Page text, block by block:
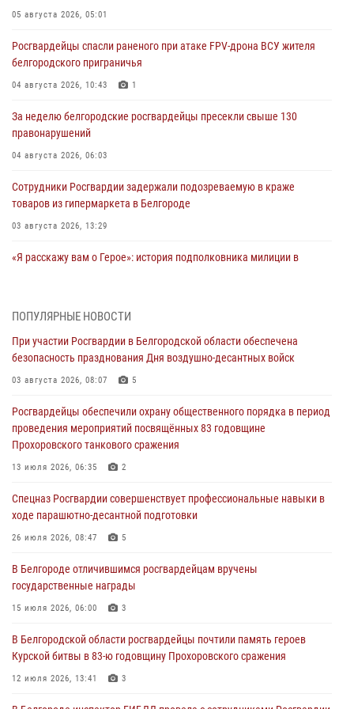
05 августа 2026, 05:01
Росгвардейцы спасли раненого при атаке FPV-дрона ВСУ жителя
белгородского приграничья
04 августа 2026, 10:43 1
За неделю белгородские росгвардейцы пресекли свыше 130
правонарушений
04 августа 2026, 06:03
Сотрудники Росгвардии задержали подозреваемую в краже
товаров из гипермаркета в Белгороде
03 августа 2026, 13:29
«Я расскажу вам о Герое»: история подполковника милиции в
сборов «Армата» в Белгородской области
03 августа 2026, 10:12
безопасность празднования Дня воздушно-десантных войск
03 августа 2026, 08:07
«Росгвардия. Вехи истории»: специальные моторизованные части
02 августа 2026, 07:10 1
Росгвардейцы оказали помощь пострадавшему в результате атаки
01 августа 2026, 16:43
ПОПУЛЯРНЫЕ НОВОСТИ
При участии Росгвардии в Белгородской области обеспечена
безопасность празднования Дня воздушно-десантных войск
03 августа 2026, 08:07 5
Росгвардейцы обеспечили охрану общественного порядка в период
проведения мероприятий посвящённых 83 годовщине
Прохоровского танкового сражения
13 июля 2026, 06:35 2
Спецназ Росгвардии совершенствует профессиональные навыки в
ходе парашютно-десантной подготовки
26 июля 2026, 08:47 5
В Белгороде отличившимся росгвардейцам вручены
государственные награды
15 июля 2026, 06:00 3
В Белгородской области росгвардейцы почтили память героев
Курской битвы в 83-ю годовщину Прохоровского сражения
12 июля 2026, 13:41 3